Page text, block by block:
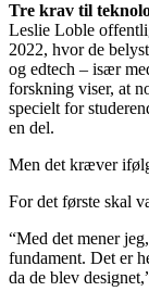
Tre krav til
Leslie Loble
2022, hvor de
og edtech – især
forskning viser, at
specielt for
en del.
Men det kræver
For det første skal
“Med det mener
fundament. Det er
da de blev